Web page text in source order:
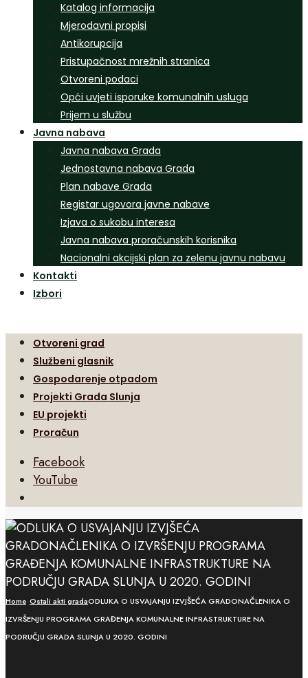
Katalog informacija
Mjerodavni propisi
Antikorupcija
Pristupačnost mrežnih stranica
Otvoreni podaci
Opći uvjeti isporuke komunalnih usluga
Prijem u službu
Javna nabava
Javna nabava Grada
Jednostavna nabava Grada
Plan nabave Grada
Registar ugovora javne nabave
Izjava o sukobu interesa
Javna nabava proračunskih korisnika
Nacionalni akcijski plan za zelenu javnu nabavu
Kontakti
Izbori
Otvoreni grad
Službeni glasnik
Gospodarenje otpadom
Projekti Grada Slunja
EU projekti
Proračun
Facebook
YouTube
Search
Window
Home Ostali akti gradaODLUKA O USVAJANJU IZVJŠEĆA GRADONAČLENIKA O
IZVRŠENJU PROGRAMA GRAĐENJA KOMUNALNE INFRASTRUKTURE NA
PODRUČJU GRADA SLUNJA U 2020. GODINI